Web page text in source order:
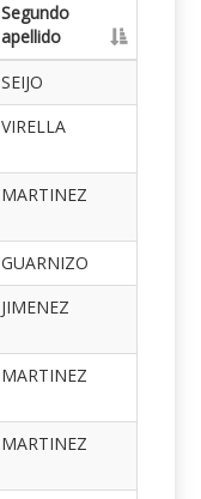
Segundo
apellido
SEIJO
VIRELLA
MARTINEZ
GUARNIZO
JIMENEZ
MARTINEZ
MARTINEZ